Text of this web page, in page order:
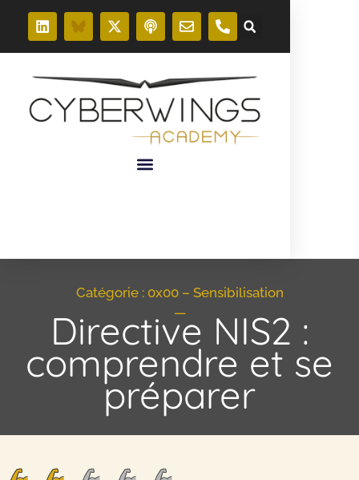
Catégorie : 0x00 – Sensibilisation
—
Directive NIS2 :
comprendre et se
préparer